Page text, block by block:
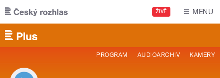
Přejít k hlavnímu obsahu
ŽIVĚ MENU
PROGRAM AUDIOARCHIV KAMERY